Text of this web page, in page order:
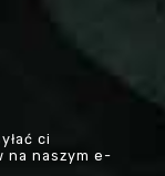
ci
na naszym e-